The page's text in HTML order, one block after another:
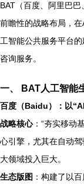
BAT（百度、阿里巴
前瞻性的战略布局，
工智能公共服务平台
咨询服务。
一、 BAT人工智能
百度（Baidu）：以
战略核心：“夯实移动
心引擎，尤其在自动
大领域投入巨大。
生态版图 ：构建了以